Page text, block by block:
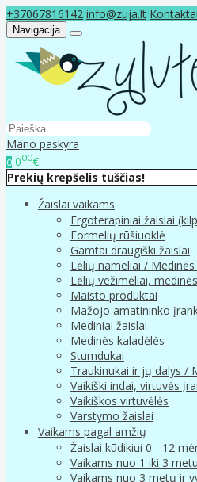
+37067816142 info@zuja.lt Kontaktai
Navigacija
Mano paskyra
0 000€
Prekių krepšelis tuščias!
Žaislai vaikams
Ergoterapiniai žaislai
Formelių rūšiuoklė
Gamtai draugiški žaislai
Lėlių nameliai / Medinės
Lėlių vežimėliai,
Maisto produktai
Mažojo amatininko
Mediniai žaislai
Medinės kaladėlės
Stumdukai
Traukinukai ir jų dalys /
Vaikiški indai, virtuvės
Vaikiškos virtuvėlės
Varstymo žaislai
Vaikams pagal amžių
Žaislai kūdikiui 0 - 12
Vaikams nuo 1 iki 3
Vaikams nuo 3 metų ir